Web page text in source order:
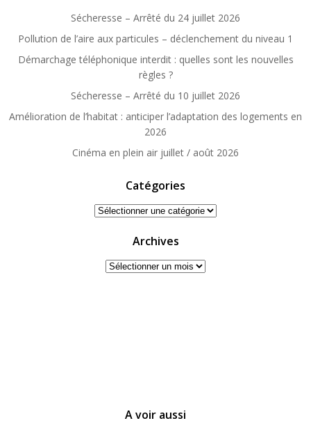
Sécheresse – Arrêté du 24 juillet 2026
Pollution de l’aire aux particules – déclenchement du niveau 1
Démarchage téléphonique interdit : quelles sont les nouvelles
règles ?
Sécheresse – Arrêté du 10 juillet 2026
Amélioration de l’habitat : anticiper l’adaptation des logements en
2026
Cinéma en plein air juillet / août 2026
Catégories
Catégories
Archives
Archives
A voir aussi